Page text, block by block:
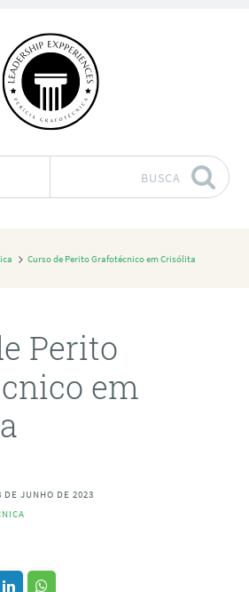
BUSCA
Curso de Perito Grafotécnico em Crisólita
Perito
em
DE JUNHO DE 2023